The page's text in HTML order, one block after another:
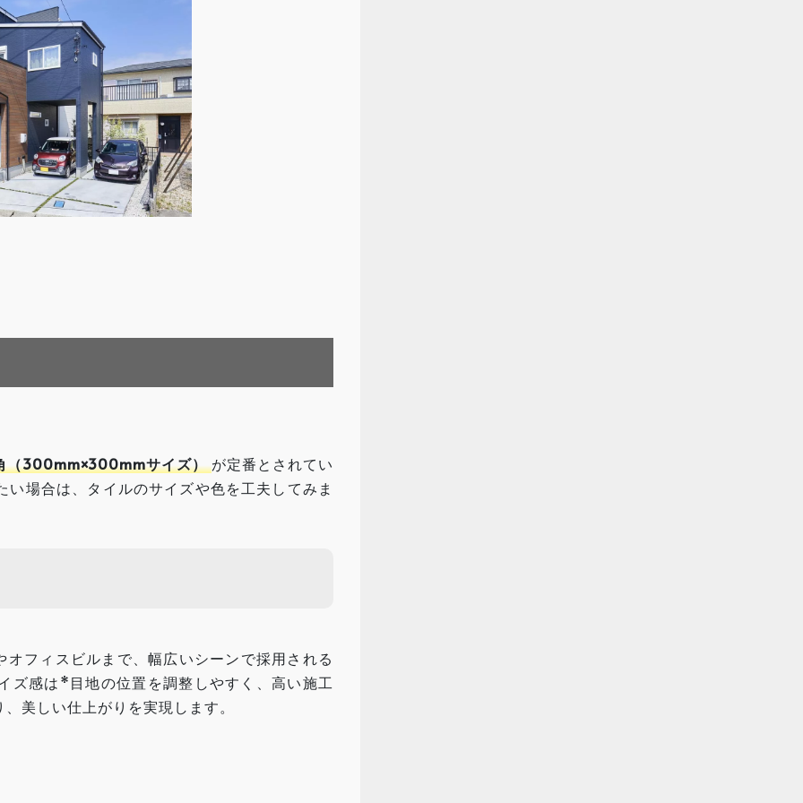
（300mm×300mmサイズ） が定番とされてい
場合は、タイルのサイズや色を工夫してみま
フィスビルまで、幅広いシーンで採用される
ズ感は*目地の位置を調整しやすく、高い施工
美しい仕上がりを実現します。